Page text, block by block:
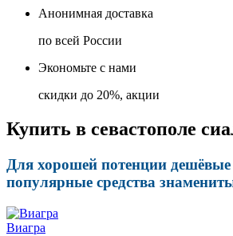
Анонимная доставка
по всей России
Экономьте с нами
скидки до 20%, акции
Купить в севастополе
Для хорошей потенции
популярные средства
Виагра